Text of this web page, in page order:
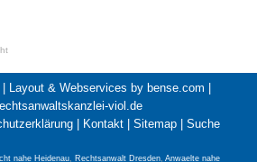
| Layout & Webservices by bense.com |
viol.de
| Kontakt| Sitemap| Suche
nahe Heidenau, Rechtsanwalt Dresden, Anwaelte nahe